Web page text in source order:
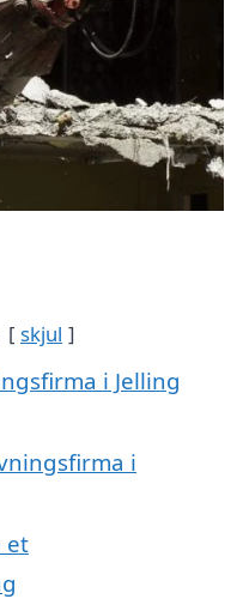
skjul
i Jelling
i
et